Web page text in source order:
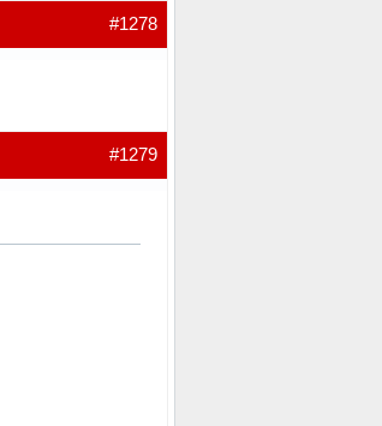
#1278
#1279